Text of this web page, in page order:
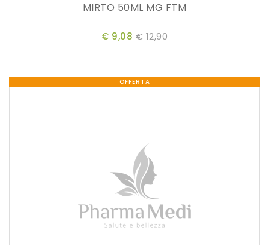
MIRTO 50ML MG FTM
€ 9,08 € 12,90
OFFERTA